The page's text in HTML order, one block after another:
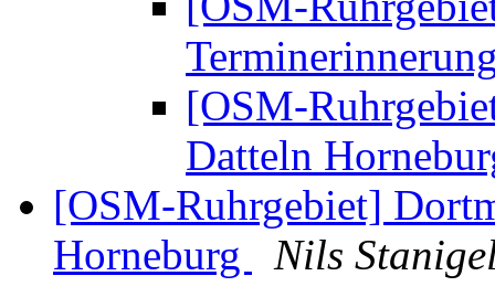
[OSM-
Datteln
[OSM-Ruhrgebiet]
Horneburg
Nils